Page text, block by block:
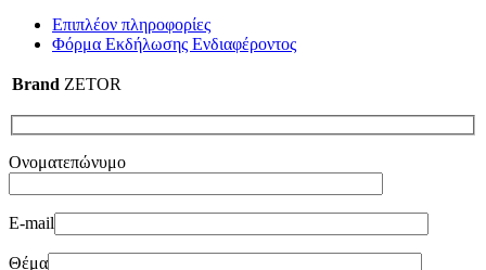
Επιπλέον πληροφορίες
Φόρμα Εκδήλωσης Ενδιαφέροντος
Brand ZETOR
Ονοματεπώνυμο
E-mail
Θέμα